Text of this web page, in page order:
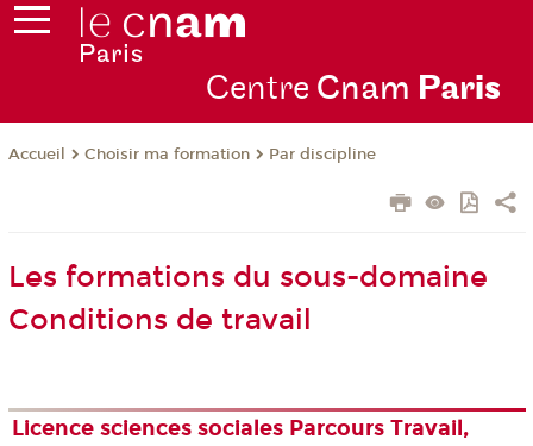
Centre Cnam Paris
Accueil Choisir ma formation Par discipline
Les formations du sous-domaine
Conditions de travail
Licence sciences sociales Parcours Travail,